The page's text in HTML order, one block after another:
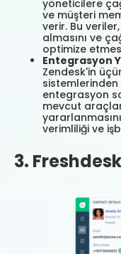
yöneticilere
ve müşteri
verir. Bu
almasını ve
optimize
Entegrasyon
Zendesk'in
sistemlerinden
entegrasyon
mevcut
verimliliği ve
3. Freshdesk